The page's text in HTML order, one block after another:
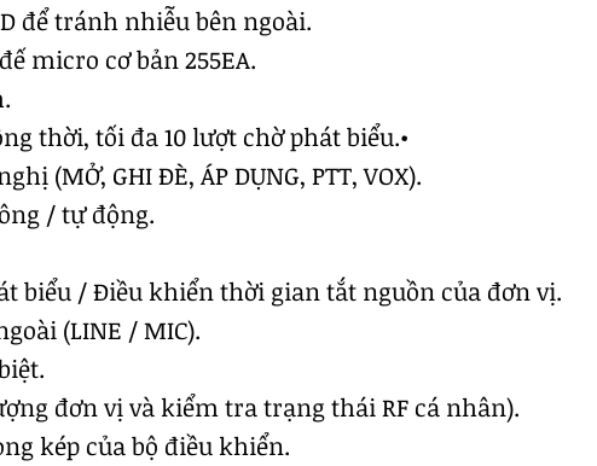
để tránh nhiễu bên ngoài.
micro cơ bản 255EA.
thời, tối đa 10 lượt chờ phát biểu.•
(MỞ, GHI ĐÈ, ÁP DỤNG, PTT, VOX).
/ tự động.
biểu / Điều khiển thời gian tắt nguồn của đơn vị.
(LINE / MIC).
đơn vị và kiểm tra trạng thái RF cá nhân).
kép của bộ điều khiển.